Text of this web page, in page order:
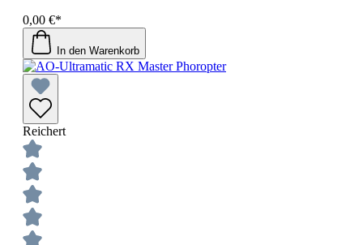
0,00 €*
In den Warenkorb
Reichert